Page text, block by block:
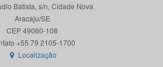
Batista, s/n, Cidade Nova
Aracaju/SE
CEP 49060-108
Localização